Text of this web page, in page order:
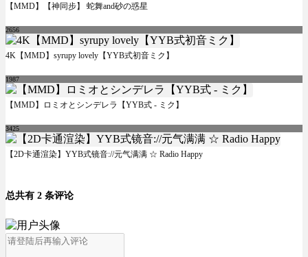
【MMD】【神同步】 蛇舞and砂の惑星
2656
4K【MMD】syrupy lovely【YYB式初音ミク】
1987
【MMD】ロミオとシンデレラ【YYB式 - ミク】
3425
【2D卡通渲染】YYB式镜音://元气满满 ☆ Radio Happy
总共有 2 条评论